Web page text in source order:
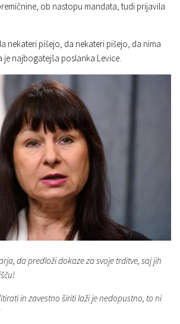
ob nastopu mandata, tudi prijavila
nekateri pišejo, da nekateri pišejo, da nima
je najbogatejša poslanka Levice.
da predloži dokaze za svoje trditve, saj jih
in zavestno širiti laži je nedopustno, to ni